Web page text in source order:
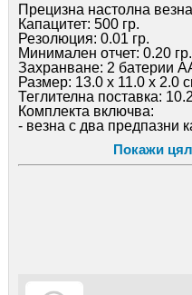
Прецизна настолна
Капацитет: 500 гр.
Резолюция: 0.01 гр.
Минимален отчет: 0.20 гр.
Захранване: 2 батерии
Размер: 13.0 x 11.0 x 2.0
Теглителна поставка:
Комплекта включва:
- везна с два предпазни
Гаранция: 6 месеца
Покажи